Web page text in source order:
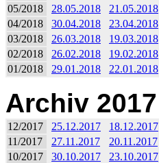
05/2018
28.05.2018 21.05.2018
04/2018
30.04.2018 23.04.2018
03/2018
26.03.2018 19.03.2018
02/2018
26.02.2018 19.02.2018
01/2018
29.01.2018 22.01.2018
Archiv 2017
12/2017 25.12.2017 18.12.2017
11/2017
27.11.2017 20.11.2017
10/2017
30.10.2017 23.10.2017